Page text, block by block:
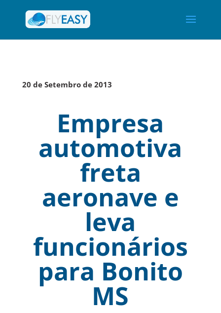
20 de Setembro de 2013
Empresa
automotiva
freta
aeronave e
leva
funcionários
para Bonito
MS